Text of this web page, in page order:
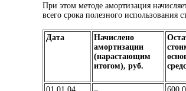
При этом методе амортизация
всего срока полезного использования
Дата
Начислено
амортизации
(нарастающим
итогом), руб.